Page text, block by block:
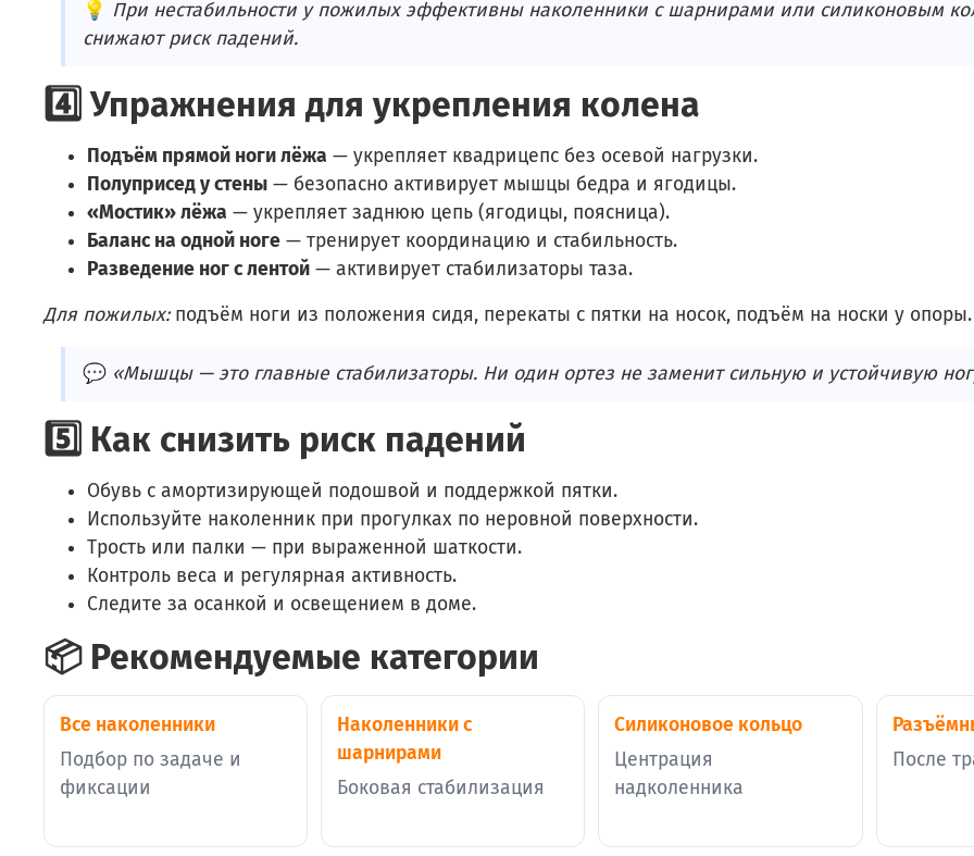
💡 При нестабильности у пожилых эффективны наколенники с шарнирами или силиконовым
снижают риск падений.
4️⃣ Упражнения для укрепления колена
Подъём прямой ноги лёжа — укрепляет квадрицепс без осевой нагрузки.
Полуприсед у стены — безопасно активирует мышцы бедра и ягодицы.
«Мостик» лёжа — укрепляет заднюю цепь (ягодицы, поясница).
Баланс на одной ноге — тренирует координацию и стабильность.
Разведение ног с лентой — активирует стабилизаторы таза.
Для пожилых:подъём ноги из положения сидя, перекаты с пятки на носок, подъём на носки у опоры.
💬 «Мышцы — это главные стабилизаторы. Ни один ортез не заменит сильную и устойчивую
5️⃣ Как снизить риск падений
Обувь с амортизирующей подошвой и поддержкой пятки.
Используйте наколенник при прогулках по неровной поверхности.
Трость или палки — при выраженной шаткости.
Контроль веса и регулярная активность.
Следите за осанкой и освещением в доме.
📦 Рекомендуемые категории
Все наколенники
Подбор по задаче и
фиксации
Наколенники с
шарнирами
Боковая стабилизация
Силиконовое кольцо
Центрация
надколенника
После